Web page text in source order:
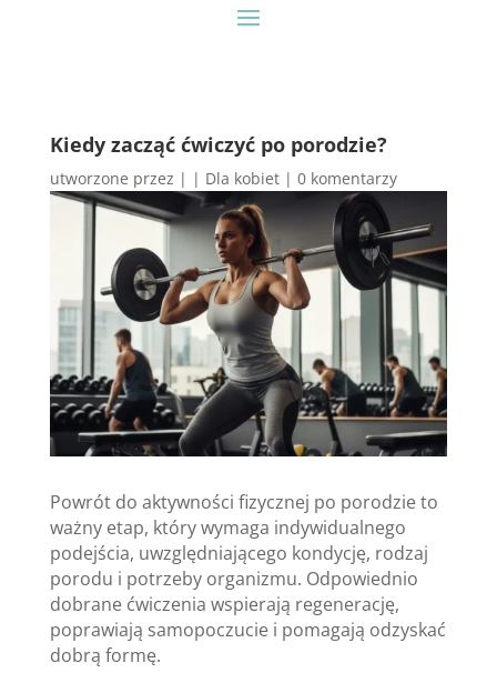
Kiedy zacząć ćwiczyć po porodzie?
utworzone przez | | Dla kobiet| 0 komentarzy
Powrót do aktywności fizycznej po porodzie to
ważny etap, który wymaga indywidualnego
podejścia, uwzględniającego kondycję, rodzaj
porodu i potrzeby organizmu. Odpowiednio
dobrane ćwiczenia wspierają regenerację,
poprawiają samopoczucie i pomagają odzyskać
dobrą formę.